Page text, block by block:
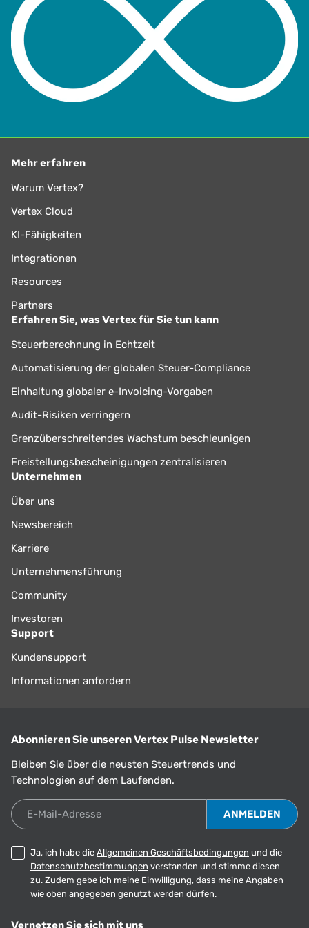
Mehr erfahren
Warum Vertex?
Vertex Cloud
KI-Fähigkeiten
Integrationen
Resources
Partners
Erfahren Sie, was Vertex für Sie tun kann
Steuerberechnung in Echtzeit
Automatisierung der globalen Steuer-Compliance
Einhaltung globaler e-Invoicing-Vorgaben
Audit-Risiken verringern
Grenzüberschreitendes Wachstum beschleunigen
Freistellungsbescheinigungen zentralisieren
Unternehmen
Über uns
Newsbereich
Karriere
Unternehmensführung
Community
Investoren
Support
Kundensupport
Informationen anfordern
Abonnieren Sie unseren Vertex Pulse Newsletter
Bleiben Sie über die neusten Steuertrends und
Technologien auf dem Laufenden.
E-Mail-Adresse
Ja, ich habe die Allgemeinen Geschäftsbedingungen und die
Datenschutzbestimmungen verstanden und stimme diesen
zu. Zudem gebe ich meine Einwilligung, dass meine Angaben
wie oben angegeben genutzt werden dürfen.
Vernetzen Sie sich mit uns